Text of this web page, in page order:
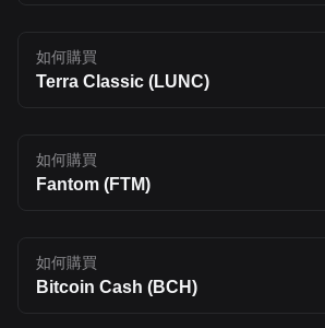
如何購買
Terra Classic (LUNC)
如何購買
Fantom (FTM)
如何購買
Bitcoin Cash (BCH)